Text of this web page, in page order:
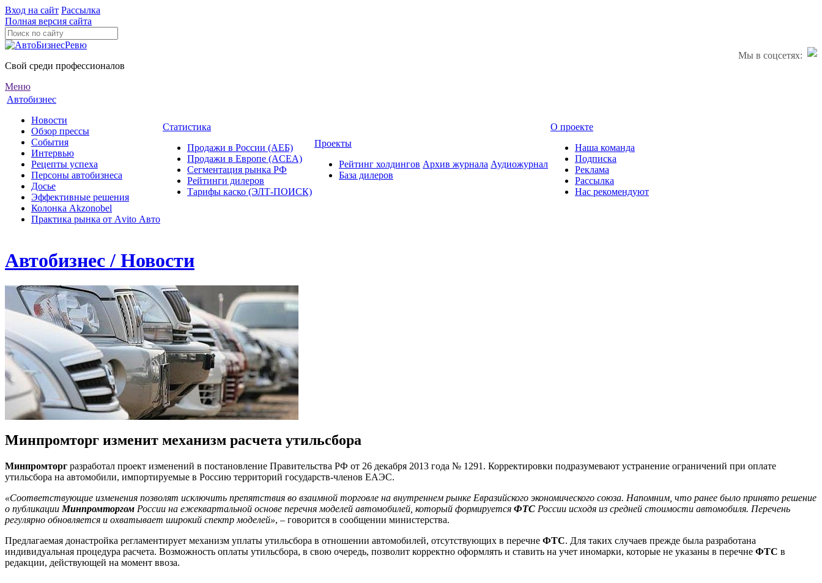
Вход на сайт Рассылка
Полная версия сайта
Мы в соцсетях:
Свой среди профессионалов
Меню
Автобизнес
Новости
Обзор прессы
События
Интервью
Рецепты успеха
Персоны автобизнеса
Досье
Эффективные решения
Колонка Akzonobel
Практика рынка от Аvito Авто
Статистика
Продажи в России (АЕБ)
Продажи в Европе (ACEA)
Сегментация рынка РФ
Рейтинги дилеров
Тарифы каско (ЭЛТ-ПОИСК)
Проекты
Рейтинг холдингов
База дилеров
Архив журнала Аудиожурнал
О проекте
Наша команда
Подписка
Реклама
Рассылка
Нас рекомендуют
Автобизнес / Новости
Минпромторг изменит механизм расчета утильсбора
Минпромторг разработал проект изменений в постановление Правительства РФ от 26 декабря 2013 года № 1291. Корректировки подразумевают устранение ограничений при оплате
утильсбора на автомобили, импортируемые в Россию территорий государств-членов ЕАЭС.
«Соответствующие изменения позволят исключить препятствия во взаимной торговле на внутреннем рынке Евразийского экономического союза. Напомним, что ранее было принято решение
о публикации Минпромторгом России на ежеквартальной основе перечня моделей автомобилей, который формируется ФТС России исходя из средней стоимости автомобиля. Перечень
регулярно обновляется и охватывает широкий спектр моделей», – говорится в сообщении министерства.
Предлагаемая донастройка регламентирует механизм уплаты утильсбора в отношении автомобилей, отсутствующих в перечне ФТС. Для таких случаев прежде была разработана
индивидуальная процедура расчета. Возможность оплаты утильсбора, в свою очередь, позволит корректно оформлять и ставить на учет иномарки, которые не указаны в перечне ФТС в
редакции, действующей на момент ввоза.